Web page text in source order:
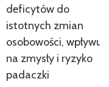
deficytów do
istotnych zmian
osobowości, wpływu
na zmysły i ryzyko
padaczki